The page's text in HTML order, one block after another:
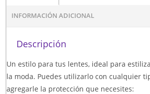
INFORMACIÓN ADICIONAL
Descripción
Un estilo para tus lentes, ideal para
la moda. Puedes utilizarlo con cualquier
agregarle la protección que necesites: